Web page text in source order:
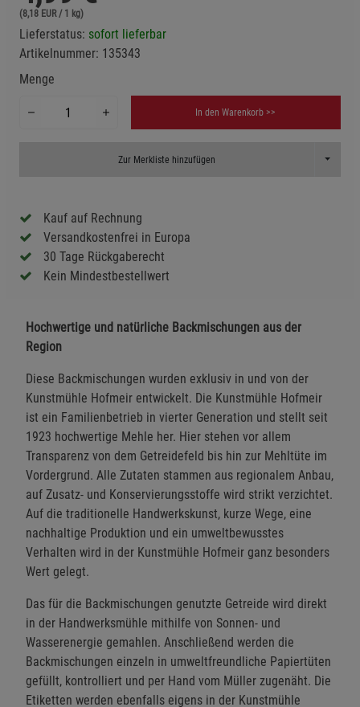
(8,18 EUR / 1 kg)
Lieferstatus: sofort lieferbar
Artikelnummer: 135343
Menge
In den Warenkorb >>
Zur Merkliste hinzufügen Toggle
Kauf auf Rechnung
Versandkostenfrei in Europa
30 Tage Rückgaberecht
Kein Mindestbestellwert
Hochwertige und natürliche Backmischungen aus der
Region
Diese Backmischungen wurden exklusiv in und von der
Kunstmühle Hofmeir entwickelt. Die Kunstmühle Hofmeir
ist ein Familienbetrieb in vierter Generation und stellt seit
1923 hochwertige Mehle her. Hier stehen vor allem
Transparenz von dem Getreidefeld bis hin zur Mehltüte im
Vordergrund. Alle Zutaten stammen aus regionalem Anbau,
auf Zusatz- und Konservierungsstoffe wird strikt verzichtet.
Auf die traditionelle Handwerkskunst, kurze Wege, eine
nachhaltige Produktion und ein umweltbewusstes
Verhalten wird in der Kunstmühle Hofmeir ganz besonders
Wert gelegt.
Das für die Backmischungen genutzte Getreide wird direkt
in der Handwerksmühle mithilfe von Sonnen- und
Wasserenergie gemahlen. Anschließend werden die
Backmischungen einzeln in umweltfreundliche Papiertüten
gefüllt, kontrolliert und per Hand vom Müller zugenäht. Die
Etiketten werden ebenfalls eigens in der Kunstmühle